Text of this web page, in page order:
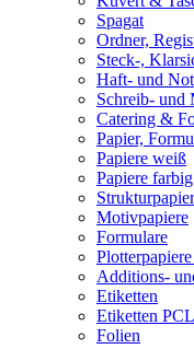
Spagat
Ordner,
Steck-,
Haft- und
Schreib- und
Catering &
Papier,
Papiere weiß
Papiere farbig
Motivpapiere
Formulare
Additions-
Etiketten
Etiketten
Folien